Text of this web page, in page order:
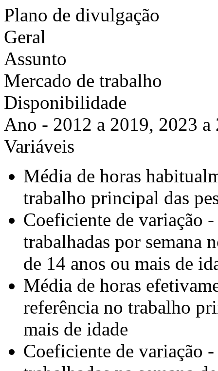
Plano de divulgação
Geral
Assunto
Mercado de trabalho
Disponibilidade
Ano - 2012 a 2019, 2023 a
Variáveis
Média de horas
trabalho principal das
Coeficiente de variação
trabalhadas por semana
de 14 anos ou mais de
Média de horas
referência no trabalho
mais de idade
Coeficiente de variação